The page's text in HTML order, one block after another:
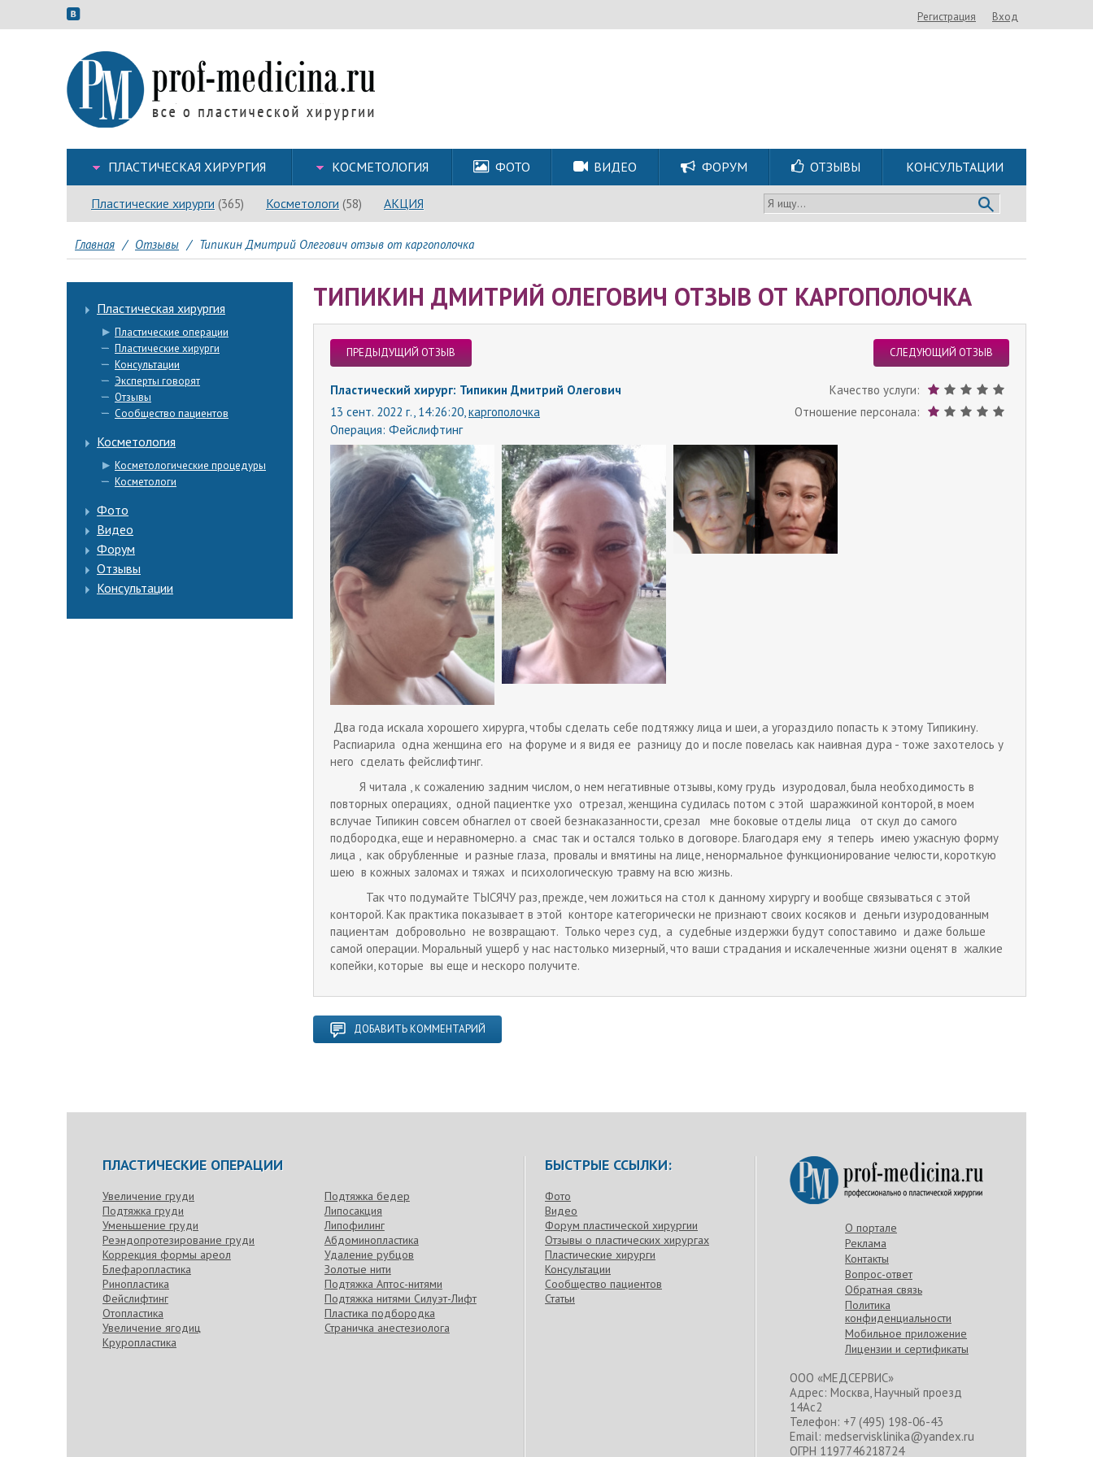
Регистрация Вход
ПЛАСТИЧЕСКАЯ ХИРУРГИЯ КОСМЕТОЛОГИЯ ФОТО ВИДЕО ФОРУМ ОТЗЫВЫ КОНСУЛЬТАЦИИ
Пластические хирурги (365) Косметологи (58) АКЦИЯ Я ищу...
Главная / Отзывы / Типикин Дмитрий Олегович отзыв от каргополочка
Пластическая хирургия
Пластические операции
Пластические хирурги
Консультации
Эксперты говорят
Отзывы
Сообщество пациентов
Косметология
Косметологические процедуры
Косметологи
Фото
Видео
Форум
Отзывы
Консультации
ТИПИКИН ДМИТРИЙ ОЛЕГОВИЧ ОТЗЫВ ОТ КАРГОПОЛОЧКА
ПРЕДЫДУЩИЙ ОТЗЫВ СЛЕДУЮЩИЙ ОТЗЫВ
Качество услуги:
Отношение персонала:
Пластический хирург: Типикин Дмитрий Олегович
13 сент. 2022 г., 14:26:20, каргополочка
Операция: Фейслифтинг
Два года искала хорошего хирурга, чтобы сделать себе подтяжку лица и шеи, а угораздило попасть к этому Типикину.
Распиарила одна женщина его на форуме и я видя ее разницу до и после повелась как наивная дура - тоже захотелось у
него сделать фейслифтинг.
Я читала , к сожалению задним числом, о нем негативные отзывы, кому грудь изуродовал, была необходимость в
повторных операциях, одной пациентке ухо отрезал, женщина судилась потом с этой шаражкиной конторой, в моем
вслучае Типикин совсем обнаглел от своей безнаказанности, срезал мне боковые отделы лица от скул до самого
подбородка, еще и неравномерно. а смас так и остался только в договоре. Благодаря ему я теперь имею ужасную форму
лица , как обрубленные и разные глаза, провалы и вмятины на лице, ненормальное функционирование челюсти, короткую
шею в кожных заломах и тяжах и психологическую травму на всю жизнь.
Так что подумайте ТЫСЯЧУ раз, прежде, чем ложиться на стол к данному хирургу и вообще связываться с этой
конторой. Как практика показывает в этой конторе категорически не признают своих косяков и деньги изуродованным
пациентам добровольно не возвращают. Только через суд, а судебные издержки будут сопоставимо и даже больше
самой операции. Моральный ущерб у нас настолько мизерный, что ваши страдания и искалеченные жизни оценят в жалкие
копейки, которые вы еще и нескоро получите.
ДОБАВИТЬ КОММЕНТАРИЙ
ПЛАСТИЧЕСКИЕ ОПЕРАЦИИ
Увеличение груди
Подтяжка груди
Уменьшение груди
Реэндопротезирование груди
Коррекция формы ареол
Блефаропластика
Ринопластика
Фейслифтинг
Отопластика
Увеличение ягодиц
Круропластика
Подтяжка бедер
Липосакция
Липофилинг
Абдоминопластика
Удаление рубцов
Золотые нити
Подтяжка Аптос-нитями
Подтяжка нитями Силуэт-Лифт
Пластика подбородка
Страничка анестезиолога
БЫСТРЫЕ ССЫЛКИ:
Фото
Видео
Форум пластической хирургии
Отзывы о пластических хирургах
Пластические хирурги
Консультации
Сообщество пациентов
Статьи
О портале
Реклама
Контакты
Вопрос-ответ
Обратная связь
Политика
конфиденциальности
Мобильное приложение
Лицензии и сертификаты
ООО «МЕДСЕРВИС»
Адрес: Москва, Научный проезд
14Ас2
Телефон: +7 (495) 198-06-43
Email: medservisklinika@yandex.ru
ОГРН 1197746218724